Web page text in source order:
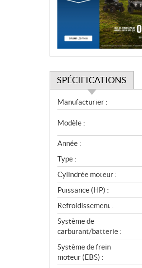
SPÉCIFICATIONS
S
p
é
c
i
f
i
c
a
t
i
o
n
s
Manufacturier :
Modèle :
Année :
Type :
Cylindrée moteur :
Puissance (HP) :
Refroidissement :
Système de
carburant/batterie :
Système de frein
moteur (EBS) :